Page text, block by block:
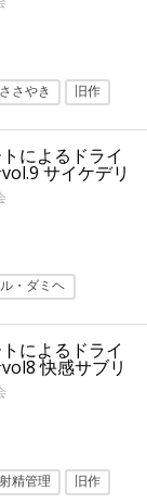
ンド
ささやき 旧作
女体化
によるドライ
サイケデリ
・ダミヘ
ーリーサウンド
キ
によるドライ
快感サブリ
射精管理 旧作